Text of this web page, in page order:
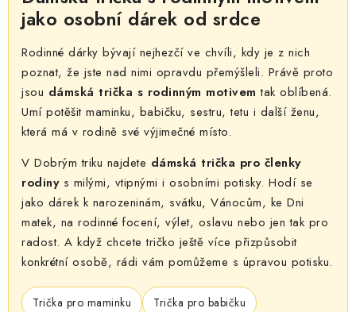
jako osobní dárek od srdce
Rodinné dárky bývají nejhezčí ve chvíli, kdy je z nich
poznat, že jste nad nimi opravdu přemýšleli. Právě proto
jsou dámská trička s rodinným motivem tak oblíbená.
Umí potěšit maminku, babičku, sestru, tetu i další ženu,
která má v rodině své výjimečné místo.
V Dobrým triku najdete dámská trička pro členky
rodinys milými, vtipnými i osobními potisky. Hodí se
jako dárek k narozeninám, svátku, Vánocům, ke Dni
matek, na rodinné focení, výlet, oslavu nebo jen tak pro
radost. A když chcete tričko ještě více přizpůsobit
konkrétní osobě, rádi vám pomůžeme s úpravou potisku.
Trička pro maminku Trička pro babičku